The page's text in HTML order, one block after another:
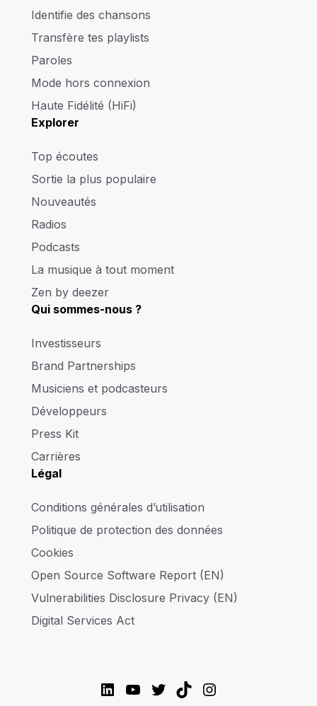
Identifie des chansons
Transfère tes playlists
Paroles
Mode hors connexion
Haute Fidélité (HiFi)
Explorer
Top écoutes
Sortie la plus populaire
Nouveautés
Radios
Podcasts
La musique à tout moment
Zen by deezer
Qui sommes-nous ?
Investisseurs
Brand Partnerships
Musiciens et podcasteurs
Développeurs
Press Kit
Carrières
Légal
Conditions générales d’utilisation
Politique de protection des données
Cookies
Open Source Software Report (EN)
Vulnerabilities Disclosure Privacy (EN)
Digital Services Act
LinkedIn
YouTube
Twitter
TikTokInstagram